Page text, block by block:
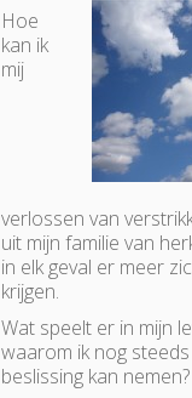
Hoe
kan ik
mij
verlossen van
uit mijn familie van
in elk geval er meer
krijgen.
Wat speelt er in mijn
waarom ik nog
beslissing kan nemen?